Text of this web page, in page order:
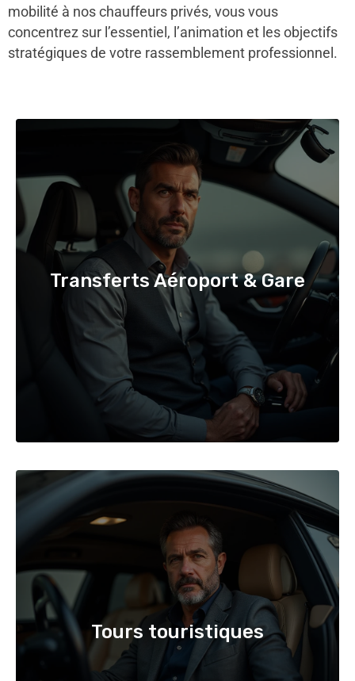
mobilité à nos chauffeurs privés, vous vous
concentrez sur l’essentiel, l’animation et les objectifs
stratégiques de votre rassemblement professionnel.
Transferts Aéroport & Gare
Tours touristiques